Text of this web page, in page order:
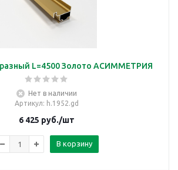
L=4500 Золото АСИММЕТРИЯ
Нет в наличии
Артикул: h.1952.gd
6 425 руб./шт
В корзину